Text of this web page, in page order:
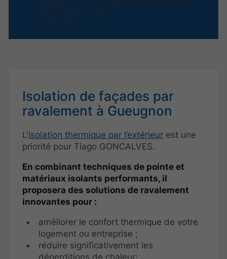
Gueugnon et dans un rayon de 30 km
autour de la ville.
Isolation de façades par
ravalement à Gueugnon
L'isolation thermique par l’extérieur est une
priorité pour Tiago GONCALVES.
En combinant techniques de pointe et
matériaux isolants performants, il
proposera des solutions de ravalement
innovantes pour :
améliorer le confort thermique de votre
logement ou entreprise ;
réduire significativement les